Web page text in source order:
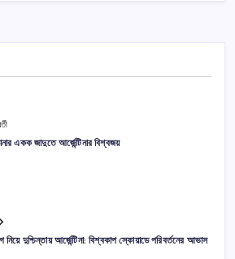
একক জাদুতে আর্জেন্টিনার বিশ্বজয়
নিয়ে দুশ্চিন্তায় আর্জেন্টিনা: বিশ্বকাপ স্কোয়াডে পরিবর্তনের আভাস